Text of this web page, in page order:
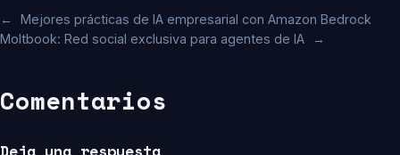
←
Mejores prácticas de IA empresarial con Amazon Bedrock
Moltbook: Red social exclusiva para agentes de IA
→
Comentarios